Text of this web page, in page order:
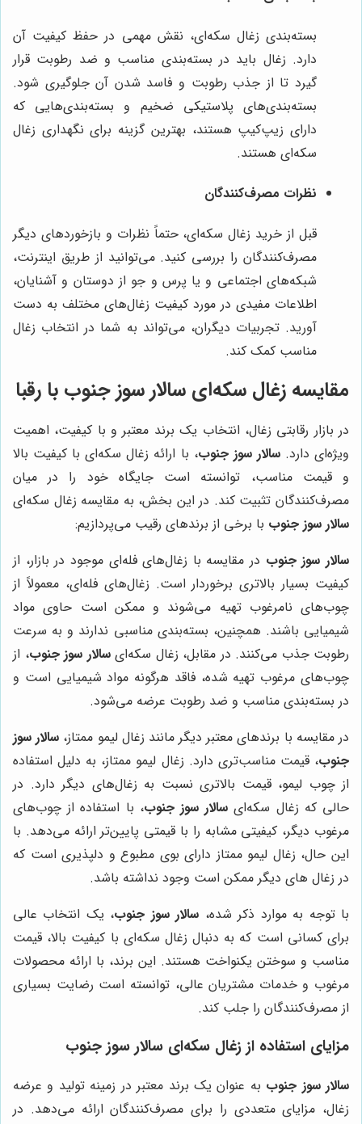
بسته‌بندی زغال سکه‌ای، نقش مهمی در حفظ کیفیت آن
دارد. زغال باید در بسته‌بندی مناسب و ضد رطوبت قرار
گیرد تا از جذب رطوبت و فاسد شدن آن جلوگیری شود.
بسته‌بندی‌های پلاستیکی ضخیم و بسته‌بندی‌هایی که
دارای زیپ‌کیپ هستند، بهترین گزینه برای نگهداری زغال
سکه‌ای هستند.
نظرات مصرف‌کنندگان
قبل از خرید زغال سکه‌ای، حتماً نظرات و بازخوردهای دیگر
مصرف‌کنندگان را بررسی کنید. می‌توانید از طریق اینترنت،
شبکه‌های اجتماعی و یا پرس و جو از دوستان و آشنایان،
اطلاعات مفیدی در مورد کیفیت زغال‌های مختلف به دست
آورید. تجربیات دیگران، می‌تواند به شما در انتخاب زغال
مناسب کمک کند.
مقایسه زغال سکه‌ای سالار سوز جنوب با رقبا
در بازار رقابتی زغال، انتخاب یک برند معتبر و با کیفیت، اهمیت
ویژه‌ای دارد.سالار سوز جنوب، با ارائه زغال سکه‌ای با کیفیت بالا
و قیمت مناسب، توانسته است جایگاه خود را در میان
مصرف‌کنندگان تثبیت کند. در این بخش، به مقایسه زغال سکه‌ای
سالار سوز جنوب با برخی از برندهای رقیب می‌پردازیم:
سالار سوز جنوب در مقایسه با زغال‌های فله‌ای موجود در بازار، از
کیفیت بسیار بالاتری برخوردار است. زغال‌های فله‌ای، معمولاً از
چوب‌های نامرغوب تهیه می‌شوند و ممکن است حاوی مواد
شیمیایی باشند. همچنین، بسته‌بندی مناسبی ندارند و به سرعت
رطوبت جذب می‌کنند. در مقابل، زغال سکه‌ایسالار سوز جنوب، از
چوب‌های مرغوب تهیه شده، فاقد هرگونه مواد شیمیایی است و
در بسته‌بندی مناسب و ضد رطوبت عرضه می‌شود.
در مقایسه با برندهای معتبر دیگر مانند زغال لیمو ممتاز، سالار سوز
جنوب، قیمت مناسب‌تری دارد. زغال لیمو ممتاز، به دلیل استفاده
از چوب لیمو، قیمت بالاتری نسبت به زغال‌های دیگر دارد. در
حالی که زغال سکه‌ای سالار سوز جنوب، با استفاده از چوب‌های
مرغوب دیگر، کیفیتی مشابه را با قیمتی پایین‌تر ارائه می‌دهد. با
این حال، زغال لیمو ممتاز دارای بوی مطبوع و دلپذیری است که
در زغال های دیگر ممکن است وجود نداشته باشد.
با توجه به موارد ذکر شده، سالار سوز جنوب، یک انتخاب عالی
برای کسانی است که به دنبال زغال سکه‌ای با کیفیت بالا، قیمت
مناسب و سوختن یکنواخت هستند. این برند، با ارائه محصولات
مرغوب و خدمات مشتریان عالی، توانسته است رضایت بسیاری
از مصرف‌کنندگان را جلب کند.
مزایای استفاده از زغال سکه‌ای سالار سوز جنوب
سالار سوز جنوب به عنوان یک برند معتبر در زمینه تولید و عرضه
زغال، مزایای متعددی را برای مصرف‌کنندگان ارائه می‌دهد. در